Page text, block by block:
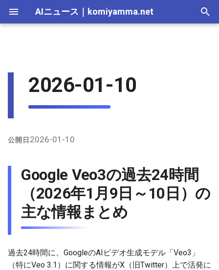
AIニュース komiyamma.net
a
l
2026-07-16
2026-07-12
2026-07-11
2026-07-09
AI 総合｜2025年 2025-12-30
2025-12-26
2025-12-25
2025-12-23
2026-07-16
2026-07-12
2026-07-11
2026-07-09
生成AI｜2025年 2025-12-30
2025-12-26
2025-12-25
2025-12-23
2026-07-05
2026-05-31
2026-05-24
2026-05-10
2026-07-10
2026-06-12
2026-06-05
2026-07-05
2026-06-07
2026-05-31
2026-05-17
エディタ－｜2025年 2025-12-21
2025-11-30
2025-11-23
2025-11-09
2026-07-05
2026-06-07
2026-05-31
2026-05-17
2026-07-05
2026-06-07
2026-05-31
2026-05-17
MCP｜2025年 2025-12-21
2025-11-23
2025-11-16
2025-11-02
2026-07-16
2026-07-12
2026-07-11
2026-07-09
Nano Banana｜2025年 2025-12-30
2025-12-26
2025-12-25
2025-12-23
2026-07-05
2026-06-07
2026-05-31
2026-05-17
Adobe Firefly｜2025年 2025-12-21
2025-11-23
2025-11-16
2025-11-02
2026-07-05
2026-06-14
2026-06-07
2026-07-05
2026-06-07
2026-05-31
2026-05-03
（2026年1月9日～10日）の
主な情報まとめ
インターネット上、特に
その他のインターネットニ
ュースと更新
2025-12-30
2025-12-28
2025-12-26
2025-12-25
2025-12-24
2025-12-23
2026-07-05
2026-06-07
2026-05-31
2026-05-17
Suno｜2025年 2025-12-21
2026-07-15
2026-07-11
2026-07-10
2026-07-08
2026-07-04
2026-06-10
2026-06-06
2026-05-23
2026-07-04
2026-06-06
2026-05-30
2026-05-19
2026-07-15
2026-07-11
2026-07-09
2026-07-07
2026-07-05
2026-06-07
2026-05-31
2026-05-17
2026-01-10
公開日 2026-01-10
Google Veo3の過去24時間
（2026年1月9日～10日）の
主な情報まとめ
過去24時間に、GoogleのAIビデオ生成モデル「Veo3」
（特にVeo 3.1）に関する情報がX（旧Twitter）上で活発に